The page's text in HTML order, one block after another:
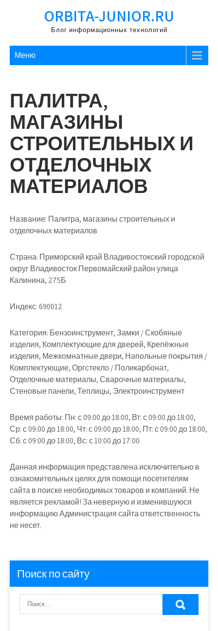
ORBITA-JUNIOR.RU
Блог информационных технологий
Меню
ПАЛИТРА,
МАГАЗИНЫ
СТРОИТЕЛЬНЫХ И
ОТДЕЛОЧНЫХ
МАТЕРИАЛОВ
Название: Палитра, магазины строительных и
отделочных материалов
Страна: Приморский край Владивостокский городской
округ Владивосток Первомайский район улица
Калинина, 275Б
Индекс:690012
Категория: Бензоинструмент, Замки / Скобяные
изделия, Комплектующие для дверей, Крепёжные
изделия, Межкомнатные двери, Напольные покрытия /
Комплектующие, Оргстекло / Поликарбонат,
Отделочные материалы, Сварочные материалы,
Стеновые панели, Теплицы, Электроинструмент
Время работы: Пн: с 09:00 до 18:00, Вт: с 09:00 до 18:00,
Ср: с 09:00 до 18:00, Чт: с 09:00 до 18:00, Пт: с 09:00 до 18:00,
Сб: с 09:00 до 18:00, Вс: с 10:00 до 17:00
Данная информация представлена исключительно в
ознакомительных целях для помощи посетителям
сайта в поиске необходимых товаров и компаний. Не
является рекламой! За неверную и изменившуюся
информацию Администрация сайта ответственность
не несет.
Поиск по сайту